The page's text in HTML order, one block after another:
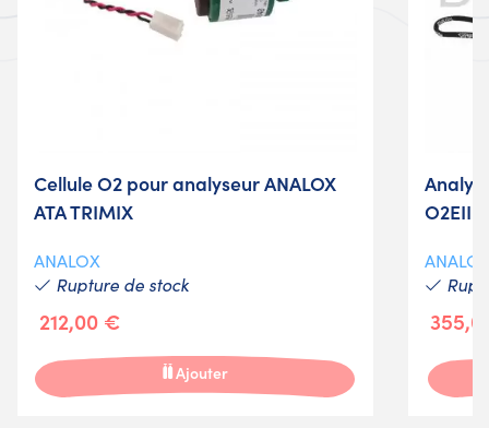
Cellule O2 pour analyseur ANALOX
ATA TRIMIX
ANALOX
Rupture de stock
212,00 €
Ajouter
O2EII